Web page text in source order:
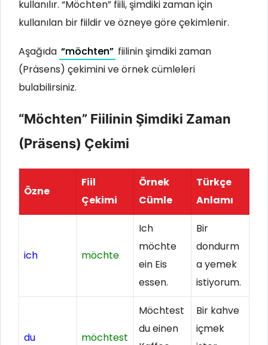
kullanılır. “Möchten” fiili, şimdiki zaman için
kullanılan bir fiildir ve özneye göre çekimlenir.
Aşağıda “möchten” fiilinin şimdiki zaman
(Präsens) çekimini ve örnek cümleleri
bulabilirsiniz.
“Möchten” Fiilinin Şimdiki Zaman
(Präsens) Çekimi
Özne
Fiil
Çekimi
Örnek
Cümle
Türkçe
Anlamı
ich möchte
Ich
möchte
ein Eis
essen.
Bir
dondurm
a yemek
istiyorum.
du möchtest
Möchtest
du einen
Bir kahve
içmek